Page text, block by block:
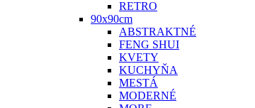
RETRO
90x90cm
ABSTRAKTNÉ
FENG SHUI
KVETY
KUCHYŇA
MESTÁ
MODERNÉ